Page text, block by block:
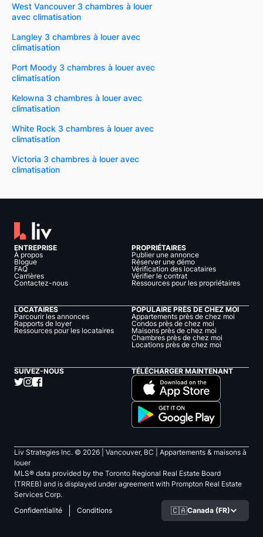
West Vancouver 3 chambres à louer
avec climatisation
Langley 3 chambres à louer avec
climatisation
Port Moody 3 chambres à louer avec
climatisation
Kelowna 3 chambres à louer avec
climatisation
White Rock 3 chambres à louer avec
climatisation
Victoria 3 chambres à louer avec
climatisation
ENTREPRISE
À propos
Blogue
FAQ
Carrières
Contactez-nous
PROPRIÉTAIRES
Publier une annonce
Réserver une démo
Vérification des locataires
Vérifier le contrat
Ressources pour les propriétaires
LOCATAIRES
Parcourir les annonces
Rapports de loyer
Ressources pour les locataires
POPULAIRE PRÈS DE CHEZ MOI
Appartements près de chez moi
Condos près de chez moi
Maisons près de chez moi
Chambres près de chez moi
Locations près de chez moi
SUIVEZ-NOUS TÉLÉCHARGER MAINTENANT
Liv Strategies Inc. © 2026 | Vancouver, BC |
Appartements & maisons à
louer
MLS® data provided by the Toronto Regional Real Estate Board
(TRREB) and is displayed under agreement with Prompton Real Estate
Services Corp.
Confidentialité
Conditions 🇨🇦Canada (FR)